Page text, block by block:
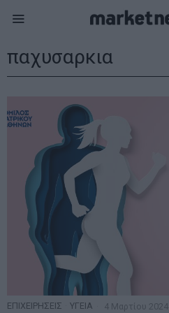
παχυσαρκια
ΕΠΙΧΕΙΡΗΣΕΙΣ ΥΓΕΙΑ 4 Μαρτίου 2024